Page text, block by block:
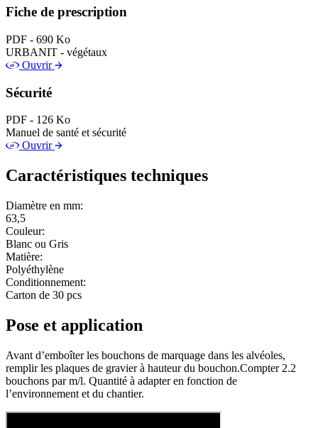
Fiche de prescription
PDF - 690 Ko
URBANIT - végétaux
Ouvrir
Sécurité
PDF - 126 Ko
Manuel de santé et sécurité
Ouvrir
Caractéristiques techniques
Diamètre en mm:
63,5
Couleur:
Blanc ou Gris
Matière:
Polyéthylène
Conditionnement:
Carton de 30 pcs
Pose et application
Avant d’emboîter les bouchons de marquage dans les alvéoles,
remplir les plaques de gravier à hauteur du bouchon.Compter 2.2
bouchons par m/l. Quantité à adapter en fonction de
l’environnement et du chantier.